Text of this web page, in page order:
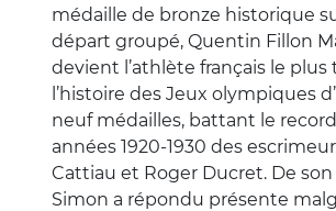
médaille de bronze historique
départ groupé, Quentin Fillon
devient l’athlète français le plus
l’histoire des Jeux olympiques
neuf médailles, battant le
années 1920-1930 des
Cattiau et Roger Ducret. De son
Simon a répondu présente